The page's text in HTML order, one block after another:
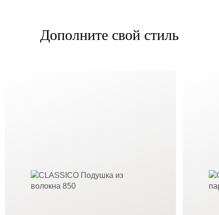
Дополните свой стиль